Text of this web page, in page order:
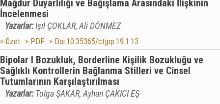
Mağdur Duyarlılığı ve Bağışlama Arasındaki İlişkinin
İncelenmesi
Yazarlar:Işıl ÇOKLAR, Ali DÖNMEZ
> Özet > PDF > Doi:10.35365/ctjpp.19.1.13
Bipolar І Bozukluk, Borderline Kişilik Bozukluğu ve
Sağlıklı Kontrollerin Bağlanma Stilleri ve Cinsel
Tutumlarının Karşılaştırılması
Yazarlar:Tolga ŞAKAR, Ayhan ÇAKICI EŞ